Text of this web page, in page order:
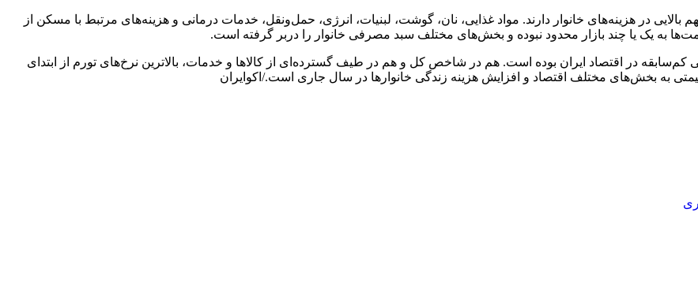
در هزینه‌های خانوار دارند. مواد غذایی، نان، گوشت، لبنیات، انرژی، حمل‌ونقل، خدمات درمانی و هزینه‌های مرتبط با مسکن از
نشان می‌دهد خرداد ۱۴۰۵ از نظر تورمی، ماهی کم‌سابقه در اقتصاد ایران بوده است. هم در شاخص کل و هم در طیف گسترده‌ای از کالاها و خدمات، بالاترین نرخ‌های تورم از ابتدای